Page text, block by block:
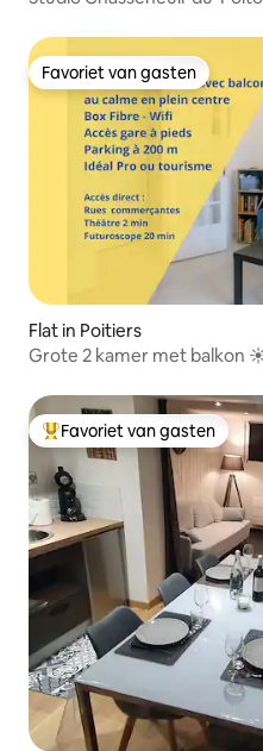
Favoriet van gasten
Favoriet van gasten
Flat in Poitiers
Grote 2 kamer met balkon
Topfavoriet van gasten
Favoriet van gasten